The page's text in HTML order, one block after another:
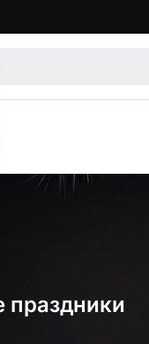
праздники